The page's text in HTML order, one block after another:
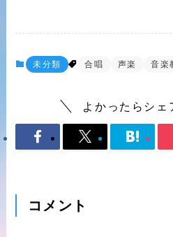
未分類 合唱 声楽 音楽
よかったらシェ
コメント